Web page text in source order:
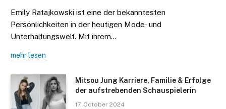
Emily Ratajkowski ist eine der bekanntesten
Persönlichkeiten in der heutigen Mode- und
Unterhaltungswelt. Mit ihrem…
mehr lesen
Mitsou Jung Karriere, Familie & Erfolge
der aufstrebenden Schauspielerin
17. October 2024